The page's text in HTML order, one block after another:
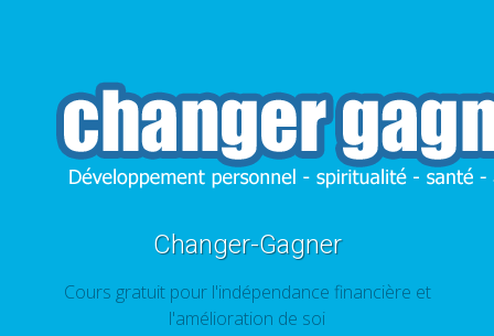
Changer-Gagner
Cours gratuit pour l'indépendance financière et
l'amélioration de soi